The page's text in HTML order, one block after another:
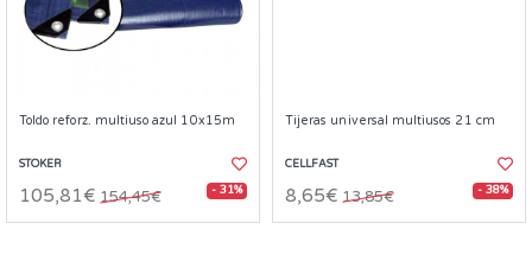
Toldo reforz. multiuso azul 10x15m
STOKER
105,81€ 154,45€ - 31%
Tijeras universal multiusos 21 cm
CELLFAST
8,65€ 13,85€ - 38%